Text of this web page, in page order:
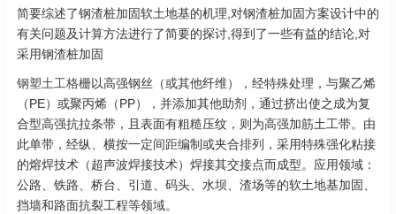
简要综述了钢渣桩加固软土地基的机理,对钢渣桩加固方案设计中的
有关问题及计算方法进行了简要的探讨,得到了一些有益的结论,对
采用钢渣桩加固
钢塑土工格栅以高强钢丝（或其他纤维），经特殊处理，与聚乙烯
（PE）或聚丙烯（PP），并添加其他助剂，通过挤出使之成为复
合型高强抗拉条带，且表面有粗糙压纹，则为高强加筋土工带。由
此单带，经纵、横按一定间距编制或夹合排列，采用特殊强化粘接
的熔焊技术（超声波焊接技术）焊接其交接点而成型。应用领域：
公路、铁路、桥台、引道、码头、水坝、渣场等的软土地基加固、
挡墙和路面抗裂工程等领域。